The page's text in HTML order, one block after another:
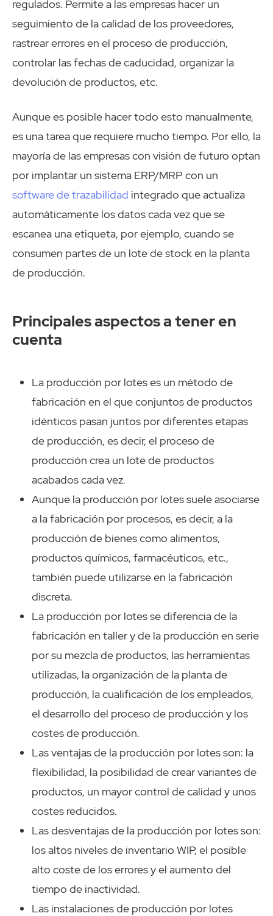
regulados. Permite a las empresas hacer un
seguimiento de la calidad de los proveedores,
rastrear errores en el proceso de producción,
controlar las fechas de caducidad, organizar la
devolución de productos, etc.
Aunque es posible hacer todo esto manualmente,
es una tarea que requiere mucho tiempo. Por ello, la
mayoría de las empresas con visión de futuro optan
por implantar un sistema ERP/MRP con un
software de trazabilidad integrado que actualiza
automáticamente los datos cada vez que se
escanea una etiqueta, por ejemplo, cuando se
consumen partes de un lote de stock en la planta
de producción.
Principales aspectos a tener en
cuenta
La producción por lotes es un método de
fabricación en el que conjuntos de productos
idénticos pasan juntos por diferentes etapas
de producción, es decir, el proceso de
producción crea un lote de productos
acabados cada vez.
Aunque la producción por lotes suele asociarse
a la fabricación por procesos, es decir, a la
producción de bienes como alimentos,
productos químicos, farmacéuticos, etc.,
también puede utilizarse en la fabricación
discreta.
La producción por lotes se diferencia de la
fabricación en taller y de la producción en serie
por su mezcla de productos, las herramientas
utilizadas, la organización de la planta de
producción, la cualificación de los empleados,
el desarrollo del proceso de producción y los
costes de producción.
Las ventajas de la producción por lotes son: la
flexibilidad, la posibilidad de crear variantes de
productos, un mayor control de calidad y unos
costes reducidos.
Las desventajas de la producción por lotes son:
los altos niveles de inventario WIP, el posible
alto coste de los errores y el aumento del
tiempo de inactividad.
Las instalaciones de producción por lotes